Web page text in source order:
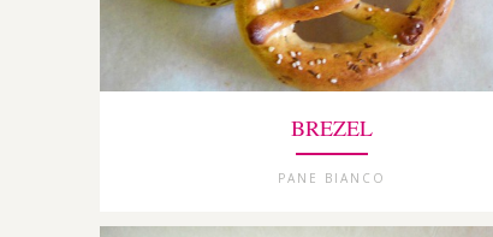
BREZEL
PANE BIANCO